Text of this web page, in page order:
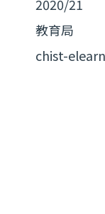
2020/21
教育局
chist-